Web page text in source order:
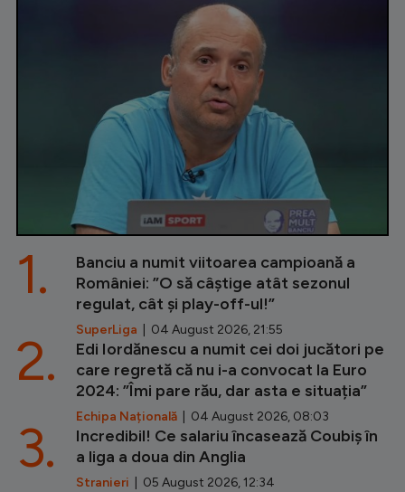
Banciu a numit viitoarea campioană a
României: ”O să câștige atât sezonul
regulat, cât și play-off-ul!”
SuperLiga | 04 August 2026, 21:55
1.
Edi Iordănescu a numit cei doi jucători pe
care regretă că nu i-a convocat la Euro
2024: ”Îmi pare rău, dar asta e situația”
Echipa Națională | 04 August 2026, 08:03
2.
Incredibil! Ce salariu încasează Coubiș în
a liga a doua din Anglia
Stranieri | 05 August 2026, 12:34
3.